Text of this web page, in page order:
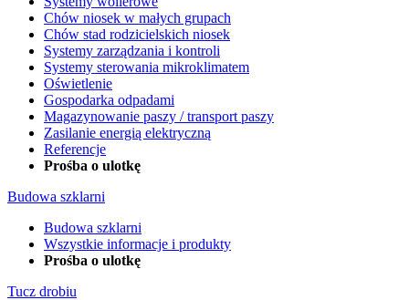
Chów niosek w małych grupach
Chów stad rodzicielskich niosek
Systemy zarządzania i kontroli
Systemy sterowania mikroklimatem
Oświetlenie
Gospodarka odpadami
Magazynowanie paszy / transport paszy
Zasilanie energią elektryczną
Referencje
Prośba o ulotkę
Budowa szklarni
Budowa szklarni
Wszystkie informacje i produkty
Prośba o ulotkę
Tucz drobiu